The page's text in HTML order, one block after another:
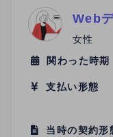
Web
女性
関わった時期
支払い形態
当時の契約形